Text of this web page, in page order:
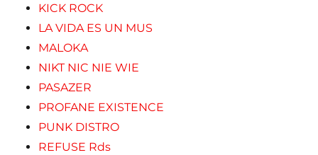
KICK ROCK
LA VIDA ES UN MUS
MALOKA
NIKT NIC NIE WIE
PASAZER
PROFANE EXISTENCE
PUNK DISTRO
REFUSE Rds